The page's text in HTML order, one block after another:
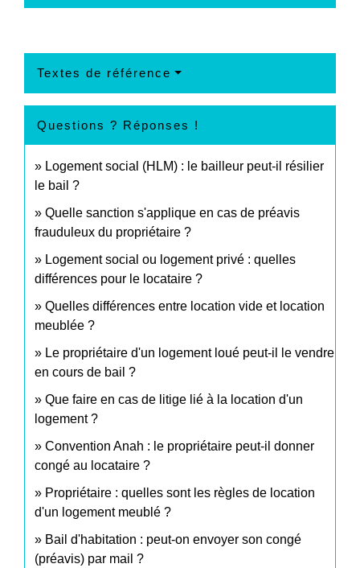
Textes de référence
Questions ? Réponses !
Logement social (HLM) : le bailleur peut-il résilier
le bail ?
Quelle sanction s'applique en cas de préavis
frauduleux du propriétaire ?
Logement social ou logement privé : quelles
différences pour le locataire ?
Quelles différences entre location vide et location
meublée ?
Le propriétaire d'un logement loué peut-il le vendre
en cours de bail ?
Que faire en cas de litige lié à la location d'un
logement ?
Convention Anah : le propriétaire peut-il donner
congé au locataire ?
Propriétaire : quelles sont les règles de location
d'un logement meublé ?
Bail d'habitation : peut-on envoyer son congé
(préavis) par mail ?